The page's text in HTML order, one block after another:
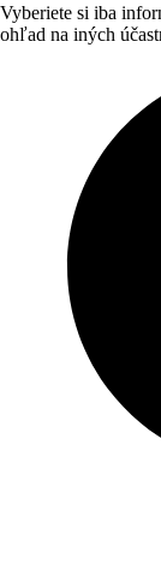
Vyberiete si iba
ohľad na iných